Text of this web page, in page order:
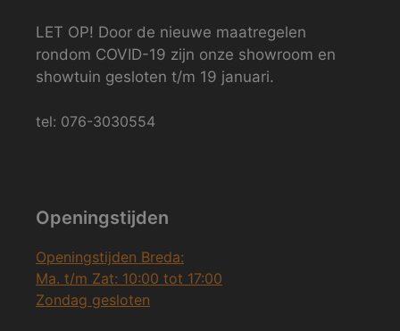
LET OP! Door de nieuwe maatregelen
rondom COVID-19 zijn onze showroom en
showtuin gesloten t/m 19 januari.
tel: 076-3030554
Openingstijden
Openingstijden Breda:
Ma. t/m Zat: 10:00 tot 17:00
Zondag gesloten